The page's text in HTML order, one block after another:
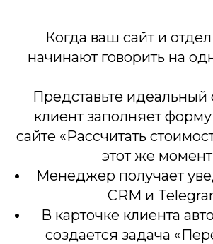
Когда ваш сайт и
начинают говорить на
Представьте идеальный
клиент заполняет
сайте «Рассчитать
этот же
Менеджер получает
CRM и
В карточке клиента
создается задача